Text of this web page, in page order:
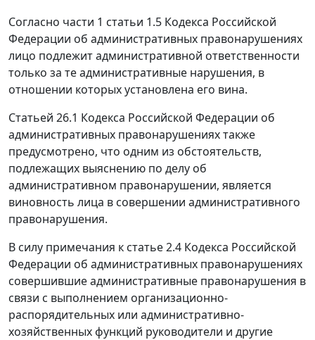
Согласно части 1 статьи 1.5 Кодекса Российской
Федерации об административных правонарушениях
лицо подлежит административной ответственности
только за те административные нарушения, в
отношении которых установлена его вина.
Статьей 26.1 Кодекса Российской Федерации об
административных правонарушениях также
предусмотрено, что одним из обстоятельств,
подлежащих выяснению по делу об
административном правонарушении, является
виновность лица в совершении административного
правонарушения.
В силу примечания к статье 2.4 Кодекса Российской
Федерации об административных правонарушениях
совершившие административные правонарушения в
связи с выполнением организационно-
распорядительных или административно-
хозяйственных функций руководители и другие